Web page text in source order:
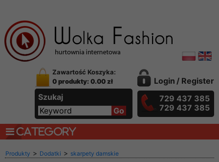
Zawartość Koszyka:
0 produkty: 0.00 zł
Szukaj
Login / Register
729 437 385
729 437 385
CATEGORY
Produkty > Dodatki > skarpety damskie